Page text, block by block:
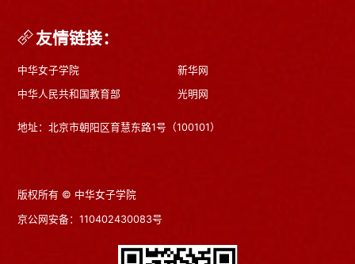
友情链接：
中华女子学院
新华网
中华人民共和国教育部
光明网
地址：北京市朝阳区育慧东路1号（100101）
版权所有 © 中华女子学院
京公网安备：110402430083号